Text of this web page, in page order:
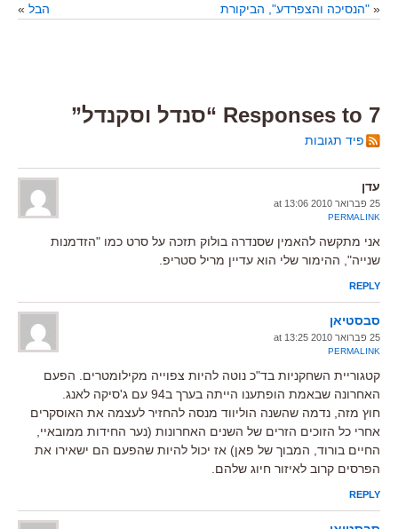
« "הנסיכה והצפרדע", הביקורת הבל »
7 Responses to “סנדל וסקנדל”
פיד תגובות
עדן
25 פברואר 2010 at 13:06
PERMALINK
אני מתקשה להאמין שסנדרה בולוק תזכה על סרט כמו "הזדמנות
שנייה", ההימור שלי הוא עדיין מריל סטריפ.
REPLY
סבסטיאן
25 פברואר 2010 at 13:25
PERMALINK
קטגוריית השחקניות בד"כ נוטה להיות צפוייה מקילומטרים. הפעם
האחרונה שבאמת הופתענו הייתה בערך ב94 עם ג'סיקה לאנג.
חוץ מזה, נדמה שהשנה הוליווד מנסה להחזיר לעצמה את האוסקרים
אחרי כל הזוכים הזרים של השנים האחרונות (נער החידות ממובאיי,
החיים בורוד, המבוך של פאן) אז יכול להיות שהפעם הם ישאירו את
הפרסים קרוב לאיזור חיוג שלהם.
REPLY